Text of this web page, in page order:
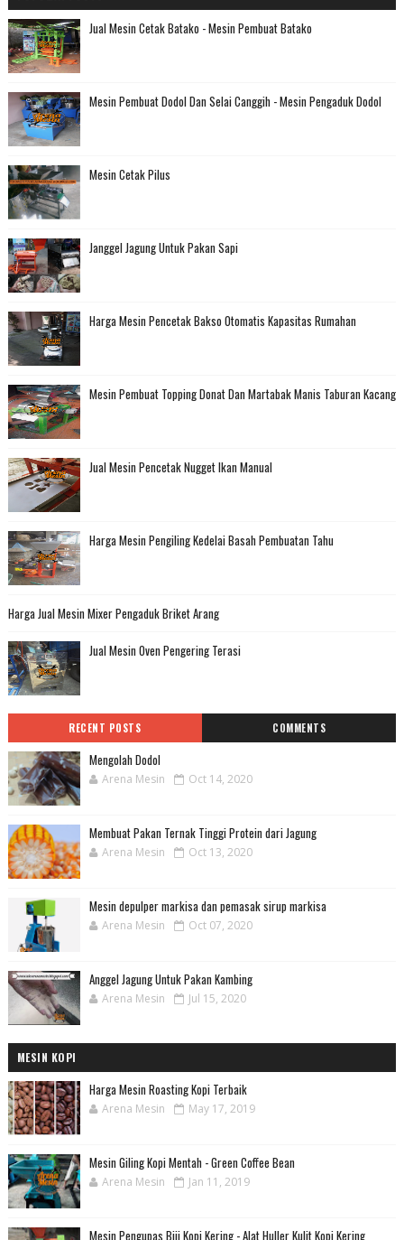
Jual Mesin Cetak Batako - Mesin Pembuat Batako
Mesin Pembuat Dodol Dan Selai Canggih - Mesin Pengaduk Dodol
Mesin Cetak Pilus
Janggel Jagung Untuk Pakan Sapi
Harga Mesin Pencetak Bakso Otomatis Kapasitas Rumahan
Mesin Pembuat Topping Donat Dan Martabak Manis Taburan Kacang
Jual Mesin Pencetak Nugget Ikan Manual
Harga Mesin Pengiling Kedelai Basah Pembuatan Tahu
Harga Jual Mesin Mixer Pengaduk Briket Arang
Jual Mesin Oven Pengering Terasi
RECENT POSTS COMMENTS
Mengolah Dodol
Arena Mesin Oct 14, 2020
Membuat Pakan Ternak Tinggi Protein dari Jagung
Arena Mesin Oct 13, 2020
Mesin depulper markisa dan pemasak sirup markisa
Arena Mesin Oct 07, 2020
Anggel Jagung Untuk Pakan Kambing
Arena Mesin Jul 15, 2020
MESIN KOPI
Harga Mesin Roasting Kopi Terbaik
Arena Mesin May 17, 2019
Mesin Giling Kopi Mentah - Green Coffee Bean
Arena Mesin Jan 11, 2019
Mesin Pengupas Biji Kopi Kering - Alat Huller Kulit Kopi Kering